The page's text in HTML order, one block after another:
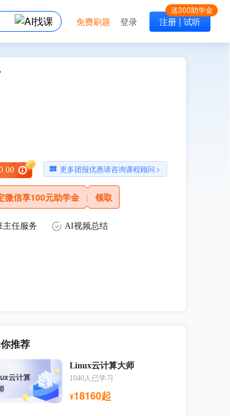
免费刷题 登录 注册 | 试听
更多团报优惠请咨询课程顾问 >
微信享100元助学金 | 领取
主任服务
AI视频总结
推荐
云计算
Linux云计算大师
1040人已学习
¥18160起